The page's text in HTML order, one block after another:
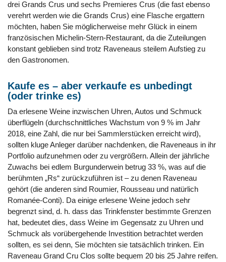
drei Grands Crus und sechs Premieres Crus (die fast ebenso
verehrt werden wie die Grands Crus) eine Flasche ergattern
möchten, haben Sie möglicherweise mehr Glück in einem
französischen Michelin-Stern-Restaurant, da die Zuteilungen
konstant geblieben sind trotz Raveneaus steilem Aufstieg zu
den Gastronomen.
Kaufe es – aber verkaufe es unbedingt
(oder trinke es)
Da erlesene Weine inzwischen Uhren, Autos und Schmuck
überflügeln (durchschnittliches Wachstum von 9 % im Jahr
2018, eine Zahl, die nur bei Sammlerstücken erreicht wird),
sollten kluge Anleger darüber nachdenken, die Raveneaus in ihr
Portfolio aufzunehmen oder zu vergrößern. Allein der jährliche
Zuwachs bei edlem Burgunderwein betrug 33 %, was auf die
berühmten „Rs“ zurückzuführen ist – zu denen Raveneau
gehört (die anderen sind Roumier, Rousseau und natürlich
Romanée-Conti). Da einige erlesene Weine jedoch sehr
begrenzt sind, d. h. dass das Trinkfenster bestimmte Grenzen
hat, bedeutet dies, dass Weine im Gegensatz zu Uhren und
Schmuck als vorübergehende Investition betrachtet werden
sollten, es sei denn, Sie möchten sie tatsächlich trinken. Ein
Raveneau Grand Cru Clos sollte bequem 20 bis 25 Jahre reifen.